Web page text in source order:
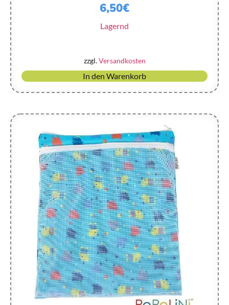
6,50€
Lagernd
zzgl.Versandkosten
In den Warenkorb